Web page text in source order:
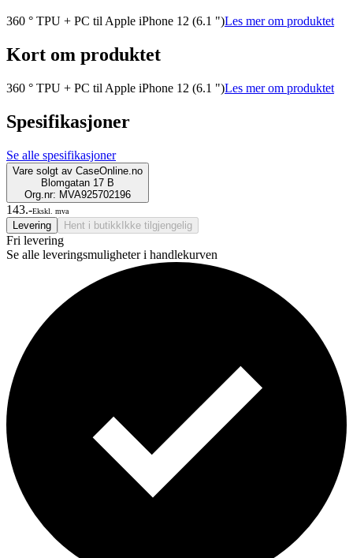
360 ° TPU + PC til Apple iPhone 12 (6.1 ")Les mer om produktet
Kort om produktet
360 ° TPU + PC til Apple iPhone 12 (6.1 ")Les mer om produktet
Spesifikasjoner
Se alle spesifikasjoner
Vare solgt av CaseOnline.no
Blomgatan 17 B
Org.nr: MVA925702196
143.-Ekskl. mva
Levering Hent i butikk Ikke tilgjengelig
Fri levering
Se alle leveringsmuligheter i handlekurven